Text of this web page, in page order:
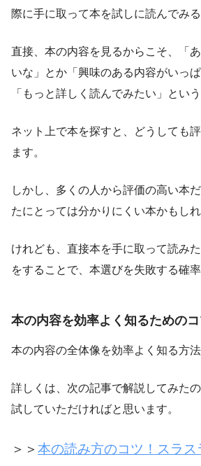
際に手に取って本を試しに読んでみる
直接、本の内容を見るからこそ、「
いな」とか「興味のある内容がいっ
「もっと詳しく読んでみたい」とい
ネット上で本を探すと、どうしても
ます。
しかし、多くの人から評価の高い本
たにとっては分かりにくい本かもしれ
けれども、直接本を手に取って読み
をすることで、本選びを失敗する確率
本の内容を効率よく知るための
本の内容の全体像を効率よく知る方法
詳しくは、次の記事で解説してみた
試していただければと思います。
＞＞ 本の読み方のコツ！スラス